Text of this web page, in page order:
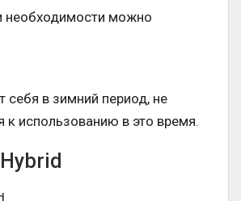
необходимости можно
себя в зимний период, не
к использованию в это время.